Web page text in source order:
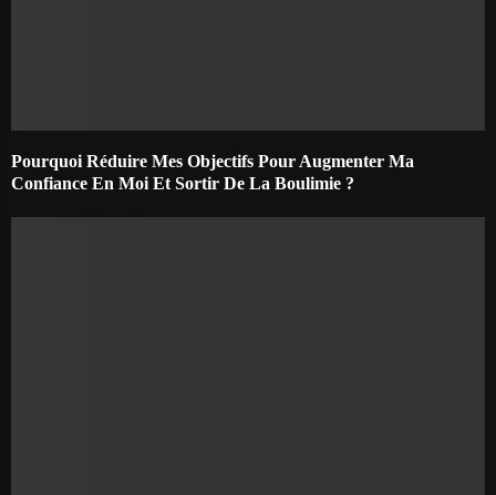
Pourquoi Réduire Mes Objectifs Pour Augmenter Ma
Confiance En Moi Et Sortir De La Boulimie ?